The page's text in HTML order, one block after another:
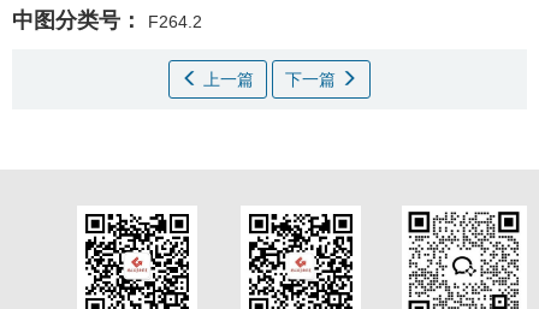
中图分类号： F264.2
上一篇 下一篇